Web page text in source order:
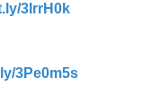
3IrrH0k
3Pe0m5s